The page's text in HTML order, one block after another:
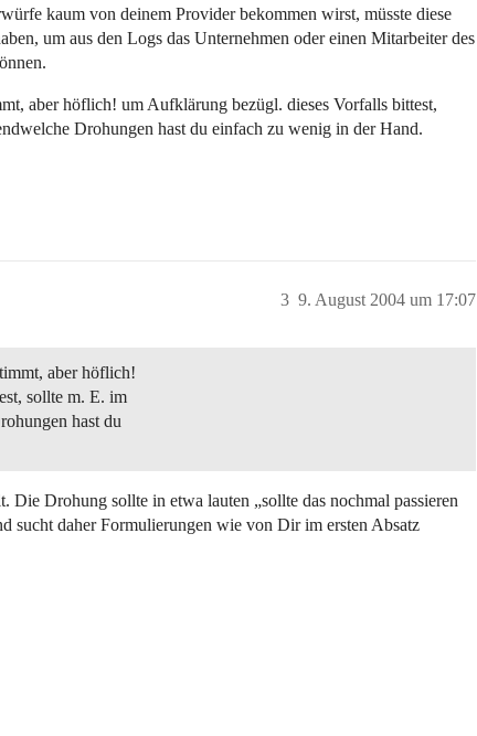
kaum von deinem Provider bekommen wirst, müsste diese
um aus den Logs das Unternehmen oder einen Mitarbeiter des
aber höflich! um Aufklärung bezügl. dieses Vorfalls bittest,
Drohungen hast du einfach zu wenig in der Hand.
9. August 2004 um 17:07
3
aber höflich!
sollte m. E. im
hast du
Die Drohung sollte in etwa lauten „sollte das nochmal passieren
sucht daher Formulierungen wie von Dir im ersten Absatz